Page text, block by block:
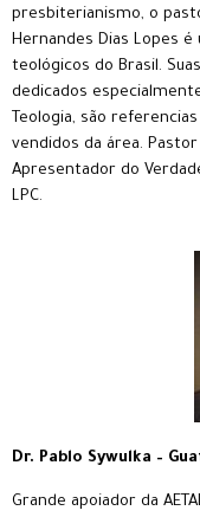
presbiterianismo, o
Hernandes Dias Lopes
teológicos do Brasil.
dedicados
Teologia, são
vendidos da área. Pastor
Apresentador do
LPC.
Dr. Pablo Sywulka –
Grande apoiador da